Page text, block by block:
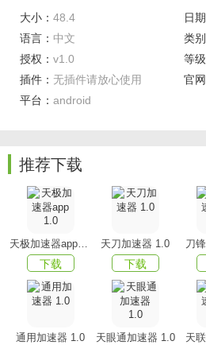
大小： 48.4 日期
语言： 中文 类别
授权： v1.0
等级
插件： 无插件请放心使用 官网
平台： android
推荐下载
天极加速器app 1.0
下载
天刀加速器 1.0
下载
刀
通用加速器 1.0 天眼通加速器 1.0 天